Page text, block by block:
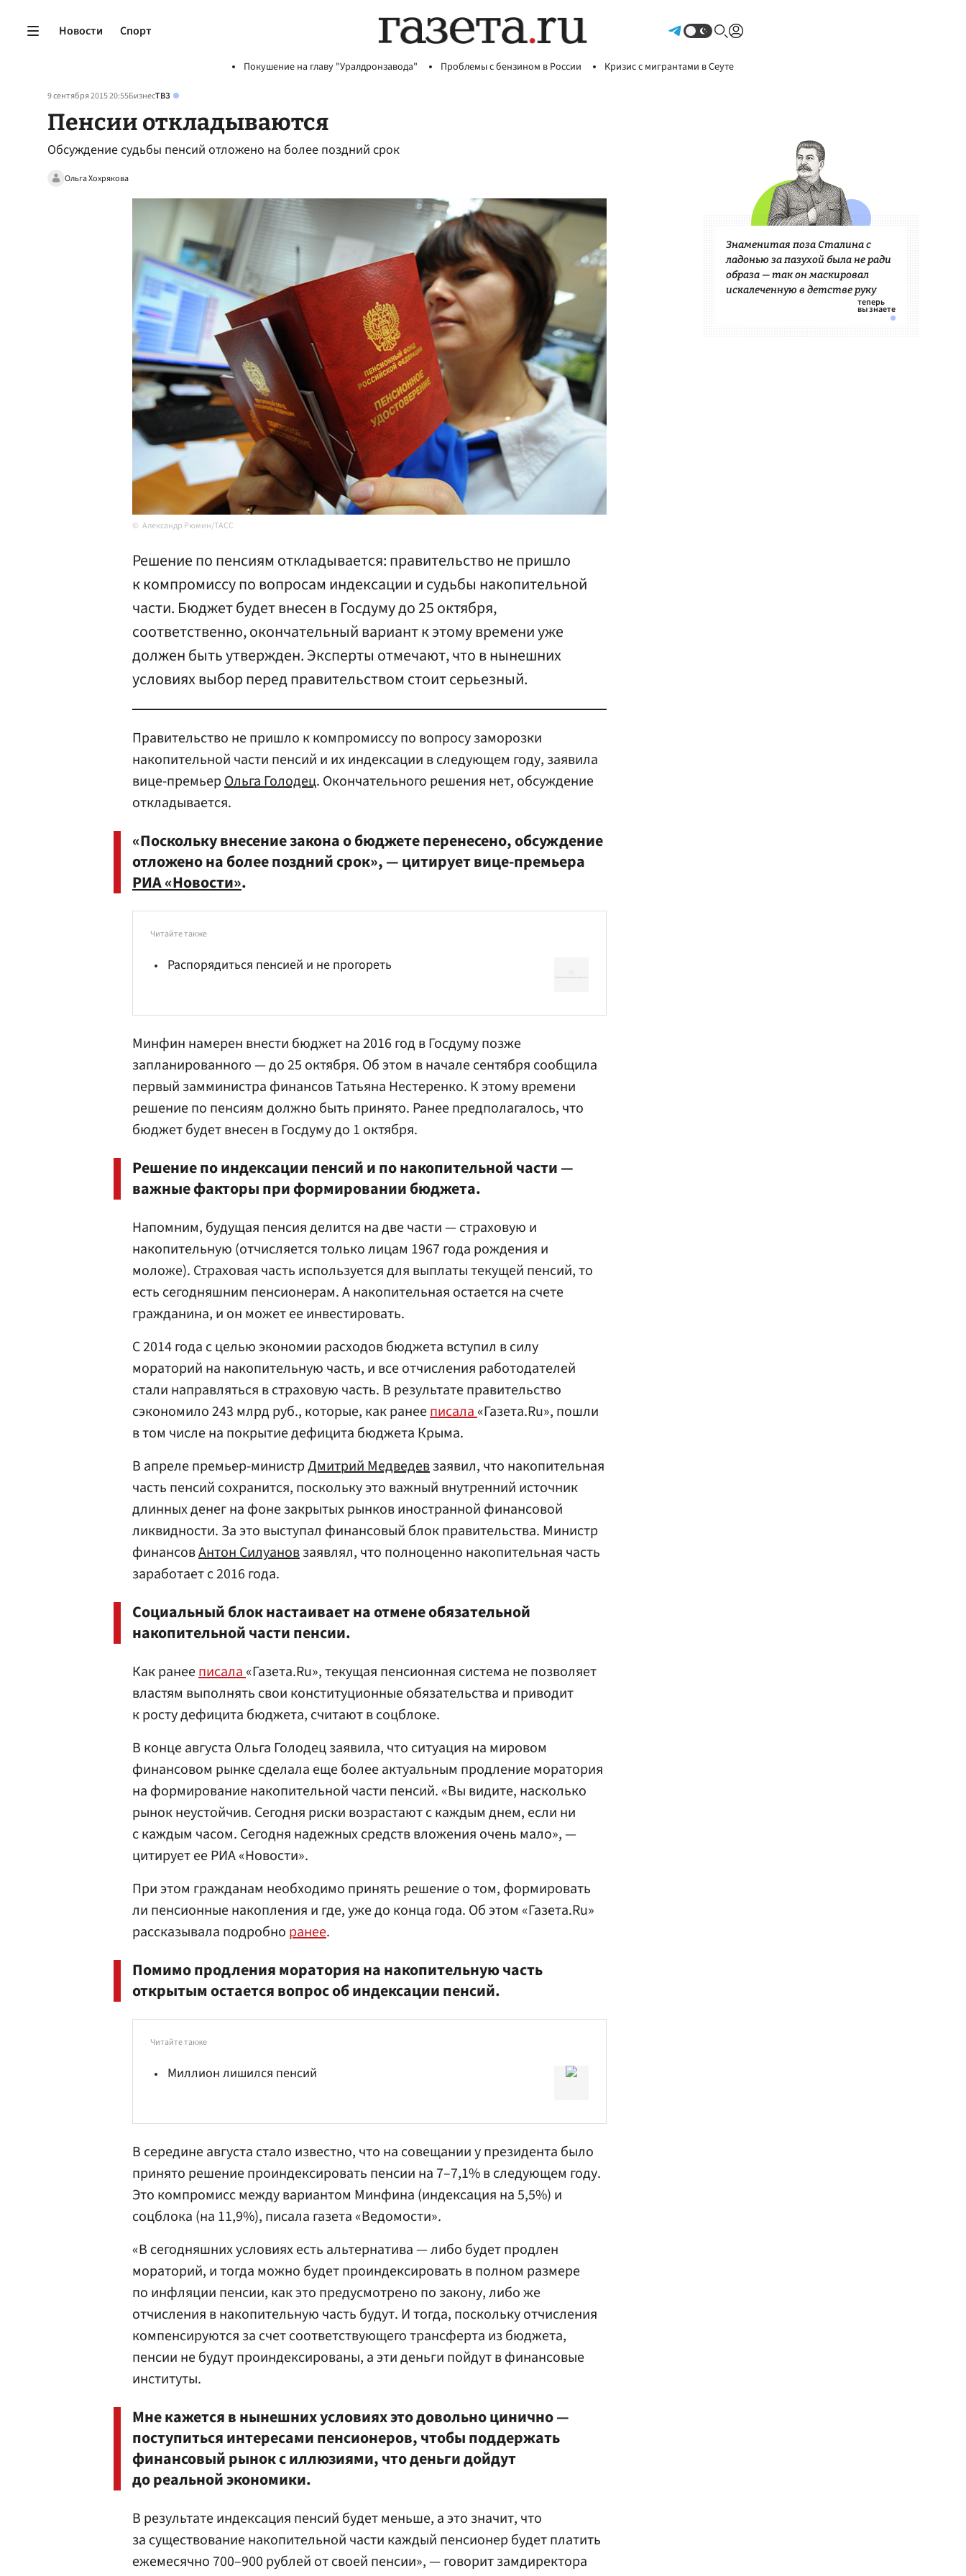
Новости Спорт
Покушение на главу "Уралдронзавода" Проблемы с бензином в России Кризис с мигрантами в Сеуте
9 сентября 2015 20:55БизнесТВЗ
Пенсии откладываются
Обсуждение судьбы пенсий отложено на более поздний срок
Ольга Хохрякова
Александр Рюмин/ТАСС
Решение по пенсиям откладывается: правительство не пришло
к компромиссу по вопросам индексации и судьбы накопительной
части. Бюджет будет внесен в Госдуму до 25 октября,
соответственно, окончательный вариант к этому времени уже
должен быть утвержден. Эксперты отмечают, что в нынешних
условиях выбор перед правительством стоит серьезный.
Правительство не пришло к компромиссу по вопросу заморозки
накопительной части пенсий и их индексации в следующем году, заявила
вице-премьерОльга Голодец. Окончательного решения нет, обсуждение
откладывается.
«Поскольку внесение закона о бюджете перенесено, обсуждение
отложено на более поздний срок», — цитирует вице-премьера
РИА «Новости».
Читайте также
Распорядиться пенсией и не прогореть
Минфин намерен внести бюджет на 2016 год вГосдумупозже
запланированного — до 25 октября. Об этом в начале сентября сообщила
первый замминистра финансовТатьяна Нестеренко. К этому времени
решение по пенсиям должно быть принято. Ранее предполагалось, что
бюджет будет внесен в Госдуму до 1 октября.
Решение по индексации пенсий и по накопительной части —
важные факторы при формировании бюджета.
Напомним, будущая пенсия делится на две части — страховую и
накопительную (отчисляется только лицам 1967 года рождения и
моложе). Страховая часть используется для выплаты текущей пенсий, то
есть сегодняшним пенсионерам. А накопительная остается на счете
гражданина, и он может ее инвестировать.
С 2014 года с целью экономии расходов бюджета вступил в силу
мораторий на накопительную часть, и все отчисления работодателей
стали направляться в страховую часть. В результате правительство
сэкономило 243 млрд руб., которые, как ранееписала«Газета.Ru», пошли
в том числе на покрытие дефицита бюджета Крыма.
В апреле премьер-министрДмитрий Медведевзаявил, что накопительная
часть пенсий сохранится, поскольку это важный внутренний источник
длинных денег на фоне закрытых рынков иностранной финансовой
ликвидности. За это выступал финансовый блок правительства. Министр
финансовАнтон Силуановзаявлял, что полноценно накопительная часть
заработает с 2016 года.
Социальный блок настаивает на отмене обязательной
накопительной части пенсии.
Как ранееписала«Газета.Ru», текущая пенсионная система не позволяет
властям выполнять свои конституционные обязательства и приводит
к росту дефицита бюджета, считают в соцблоке.
В конце августа Ольга Голодец заявила, что ситуация на мировом
финансовом рынке сделала еще более актуальным продление моратория
на формирование накопительной части пенсий. «Вы видите, насколько
рынок неустойчив. Сегодня риски возрастают с каждым днем, если ни
с каждым часом. Сегодня надежных средств вложения очень мало», —
цитирует ее РИА «Новости».
При этом гражданам необходимо принять решение о том, формировать
ли пенсионные накопления и где, уже до конца года. Об этом «Газета.Ru»
рассказывала подробно ранее.
Помимо продления моратория на накопительную часть
открытым остается вопрос об индексации пенсий.
Читайте также
Миллион лишился пенсий
В середине августа стало известно, что на совещании у президента было
принято решение проиндексировать пенсии на 7–7,1% в следующем году.
Это компромисс между вариантом Минфина (индексация на 5,5%) и
соцблока (на 11,9%), писала газета «Ведомости».
«В сегодняшних условиях есть альтернатива — либо будет продлен
мораторий, и тогда можно будет проиндексировать в полном размере
по инфляции пенсии, как это предусмотрено по закону, либо же
отчисления в накопительную часть будут. И тогда, поскольку отчисления
компенсируются за счет соответствующего трансферта из бюджета,
пенсии не будут проиндексированы, а эти деньги пойдут в финансовые
институты.
Мне кажется в нынешних условиях это довольно цинично —
поступиться интересами пенсионеров, чтобы поддержать
финансовый рынок с иллюзиями, что деньги дойдут
до реальной экономики.
В результате индексация пенсий будет меньше, а это значит, что
за существование накопительной части каждый пенсионер будет платить
ежемесячно 700–900 рублей от своей пенсии», — говорит замдиректора
Знаменитая поза Сталина с
ладонью за пазухой была не ради
образа — так он маскировал
искалеченную в детстве руку